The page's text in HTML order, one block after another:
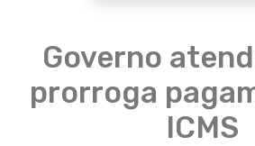
Governo
prorroga
ICMS